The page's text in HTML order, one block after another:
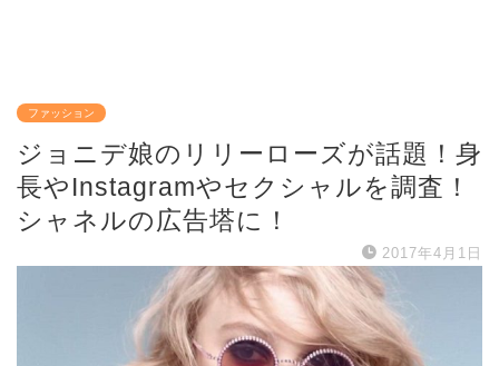
ファッション
ジョニデ娘のリリーローズが話題！身
長やInstagramやセクシャルを調査！
シャネルの広告塔に！
2017年4月1日